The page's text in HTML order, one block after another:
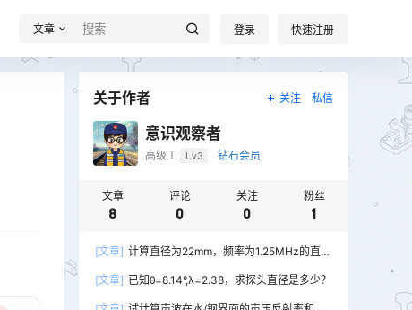
文章 登录 快速注册
关于作者 关注 私信
意识观察者
高级工 Lv3 钻石会员
文章
8
评论
0
关注
0
粉丝
1
[文章] 计算直径为22mm，频率为1.25MHz的直探
C1=5900m/s）
[文章] 已知θ=8.14°,λ=2.38，求探头直径是多少？